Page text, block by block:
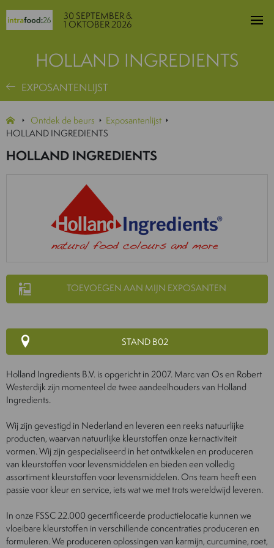
30 SEPTEMBER &
1 OKTOBER 2026
HOLLAND INGREDIENTS
EXPOSANTENLIJST
Ontdek de beurs
Exposantenlijst
HOLLAND INGREDIENTS
HOLLAND INGREDIENTS
TOEVOEGEN AAN MIJN EXPOSANTEN
STAND B02
Holland Ingredients B.V. is opgericht in 2007. Marc van Os en Robert
Westerdijk zijn momenteel de twee aandeelhouders van Holland
Ingredients.
Wij zijn gevestigd in Nederland en leveren een reeks natuurlijke
producten, waarvan natuurlijke kleurstoffen onze kernactiviteit
vormen. Wij zijn gespecialiseerd in het ontwikkelen en produceren
van kleurstoffen voor levensmiddelen en bieden een volledig
assortiment kleurstoffen voor levensmiddelen. Ons team heeft een
passie voor kleur en service, iets wat we met trots wereldwijd leveren.
In onze FSSC 22.000 gecertificeerde productielocatie kunnen we
vloeibare kleurstoffen in verschillende concentraties produceren en
formuleren. We produceren oplossingen van karmijn, curcumine, roet,